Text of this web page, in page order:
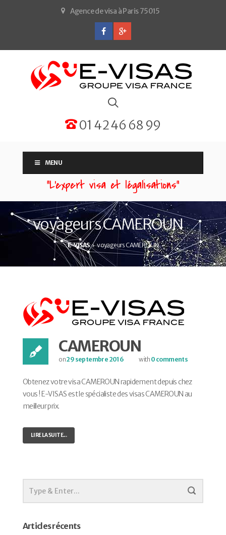
Agence de visa à Paris 75015
01 42 46 68 99
MENU
“L'expert visa et légalisations”
voyageurs CAMEROUN
E-VISAS voyageurs CAMEROUN
CAMEROUN
on29 septembre 2016 with 0 comments
Obtenez votre visa CAMEROUN rapidement depuis chez
vous ! E-VISAS est le spécialiste des visas CAMEROUN au
meilleur prix.
LIRE LA SUITE...
Articles récents